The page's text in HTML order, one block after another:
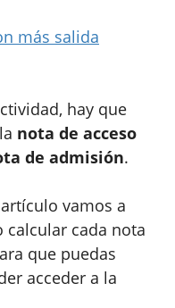
más salida
hay que
nota de acceso
de admisión.
vamos a
calcular cada nota
que puedas
acceder a la